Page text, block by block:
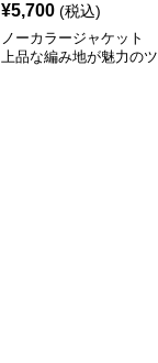
¥5,700 (税込)
ノーカラージャケット
上品な編み地が魅力のツ